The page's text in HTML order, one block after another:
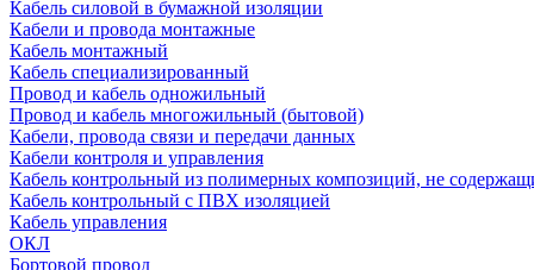
Кабель силовой в бумажной изоляции
Кабели и провода монтажные
Кабель монтажный
Кабель специализированный
Провод и кабель одножильный
Провод и кабель многожильный (бытовой)
Кабели, провода связи и передачи данных
Кабели контроля и управления
Кабель контрольный из полимерных композиций, не
Кабель контрольный с ПВХ изоляцией
Кабель управления
ОКЛ
Бортовой провод